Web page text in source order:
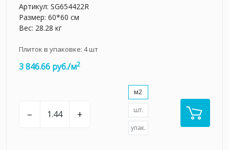
Артикул: SG654422R
Размер: 60*60 см
Вес: 28.28 кг
Плиток в упаковке: 4шт
3 846.66 руб./м2
– +
м2
шт.
упак.